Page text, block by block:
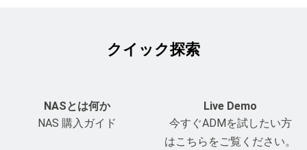
クイック探索
NASとは何か
NAS 購入ガイド
Live Demo
今すぐADMを試したい方
はこちらをご覧ください。